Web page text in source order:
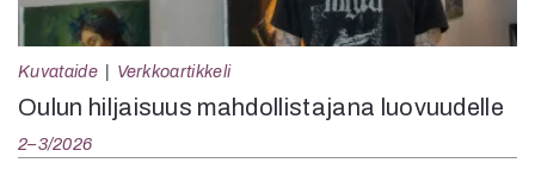
Kuvataide Verkkoartikkeli
Oulun hiljaisuus mahdollistajana luovuudelle
2–3/2026